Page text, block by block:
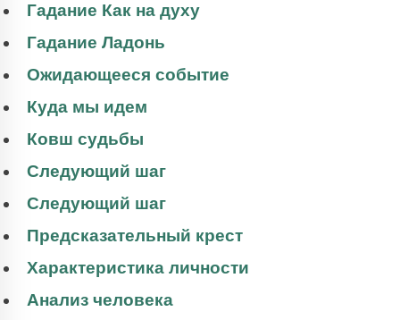
Гадание Как на духу
Гадание Ладонь
Ожидающееся событие
Куда мы идем
Ковш судьбы
Следующий шаг
Следующий шаг
Предсказательный крест
Характеристика личности
Анализ человека